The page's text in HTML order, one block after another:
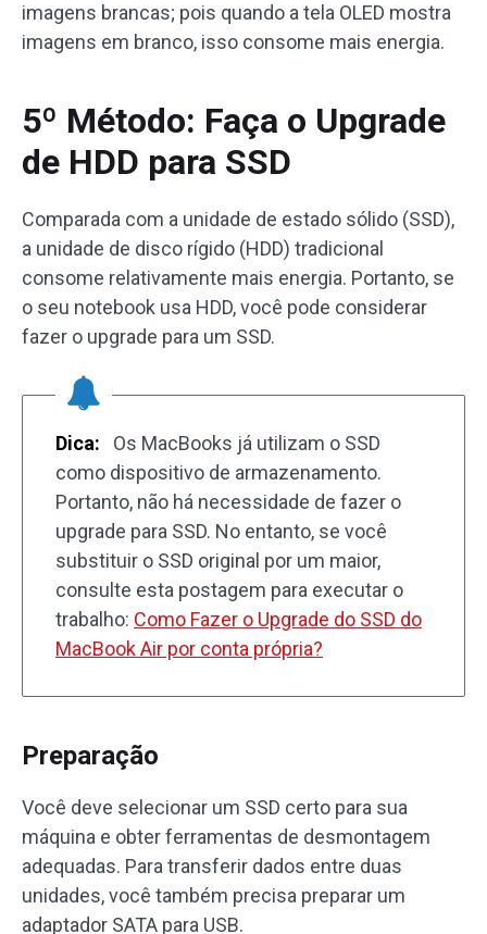
imagens brancas; pois quando a tela OLED mostra
imagens em branco, isso consome mais energia.
5º Método: Faça o Upgrade
de HDD para SSD
Comparada com a unidade de estado sólido (SSD),
a unidade de disco rígido (HDD) tradicional
consome relativamente mais energia. Portanto, se
o seu notebook usa HDD, você pode considerar
fazer o upgrade para um SSD.
Dica:
Os MacBooks já utilizam o SSD
como dispositivo de armazenamento.
Portanto, não há necessidade de fazer o
upgrade para SSD. No entanto, se você
substituir o SSD original por um maior,
consulte esta postagem para executar o
trabalho: Como Fazer o Upgrade do SSD do
MacBook Air por conta própria?
Preparação
Você deve selecionar um SSD certo para sua
máquina e obter ferramentas de desmontagem
adequadas. Para transferir dados entre duas
unidades, você também precisa preparar um
adaptador SATA para USB.